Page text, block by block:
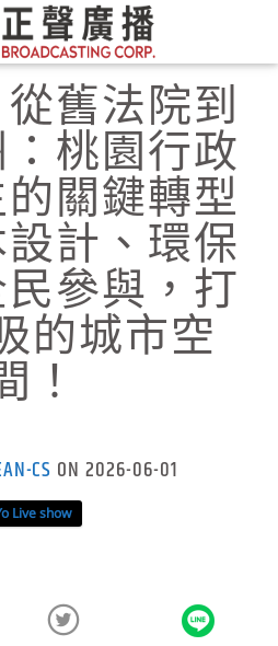
X
從舊法院到
桃園行政
關鍵轉型
計、環保
參與，打
的城市空
！
CS ON 2026-06-01
Live show